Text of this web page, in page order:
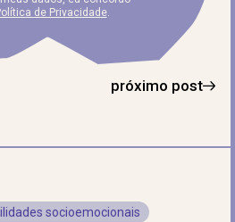
de Privacidade.
próximo post
socioemocionais